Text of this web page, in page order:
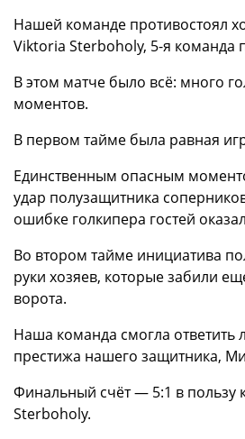
Нашей команде противостоял
Viktoria Sterboholy, 5-я команда
В этом матче было всё: много
моментов.
В первом тайме была равная
Единственным опасным
удар полузащитника
ошибке голкипера гостей
Во втором тайме инициатива
руки хозяев, которые забили
ворота.
Наша команда смогла ответить
престижа нашего защитника,
Финальный счёт — 5:1 в пользу
Sterboholy.